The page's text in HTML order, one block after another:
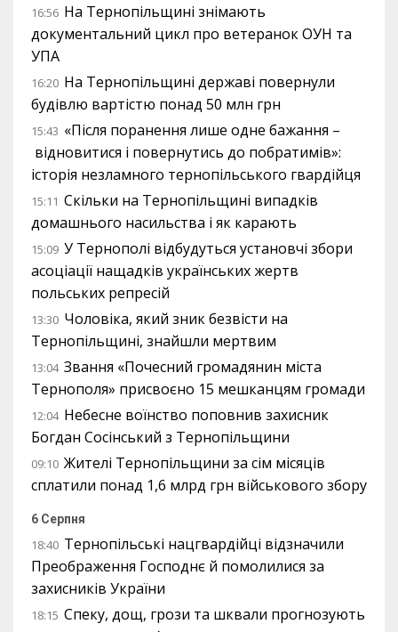
16:56 На Тернопільщині знімають
документальний цикл про ветеранок ОУН та
УПА
16:20 На Тернопільщині державі повернули
будівлю вартістю понад 50 млн грн
15:43 «Після поранення лише одне бажання –
відновитися і повернутись до побратимів»:
історія незламного тернопільського гвардійця
15:11 Скільки на Тернопільщині випадків
домашнього насильства і як карають
15:09 У Тернополі відбудуться установчі збори
асоціації нащадків українських жертв
польських репресій
13:30 Чоловіка, який зник безвісти на
Тернопільщині, знайшли мертвим
13:04 Звання «Почесний громадянин міста
Тернополя» присвоєно 15 мешканцям громади
12:04 Небесне воїнство поповнив захисник
Богдан Сосінський з Тернопільщини
09:10 Жителі Тернопільщини за сім місяців
сплатили понад 1,6 млрд грн військового збору
6 Серпня
18:40 Тернопільські нацгвардійці відзначили
Преображення Господнє й помолилися за
захисників України
18:15 Спеку, дощ, грози та шквали прогнозують